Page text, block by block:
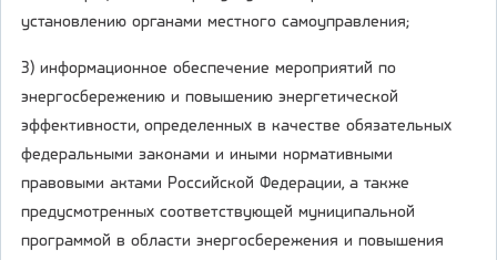
установлению органами местного самоуправления;
3) информационное обеспечение мероприятий по
энергосбережению и повышению энергетической
эффективности, определенных в качестве обязательных
федеральными законами и иными нормативными
правовыми актами Российской Федерации, а также
предусмотренных соответствующей муниципальной
программой в области энергосбережения и повышения